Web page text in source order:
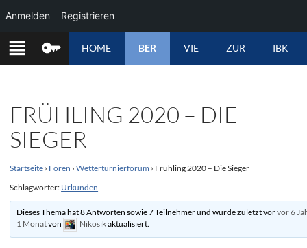
ZUM
INHALT
HOME BER VIE ZUR IBK
FRÜHLING 2020 – DIE
SIEGER
Startseite › Foren › Wetterturnierforum › Frühling 2020 – Die Sieger
Schlagwörter: Urkunden
Dieses Thema hat 8 Antworten sowie 7 Teilnehmer und wurde zuletzt vorvor 6
1 Monatvon Nikosikaktualisiert.
Anmelden Registrieren